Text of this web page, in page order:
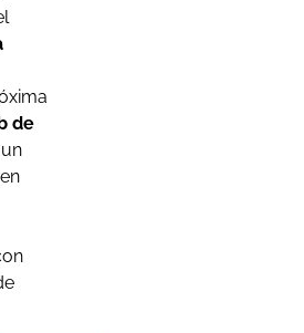
de
un